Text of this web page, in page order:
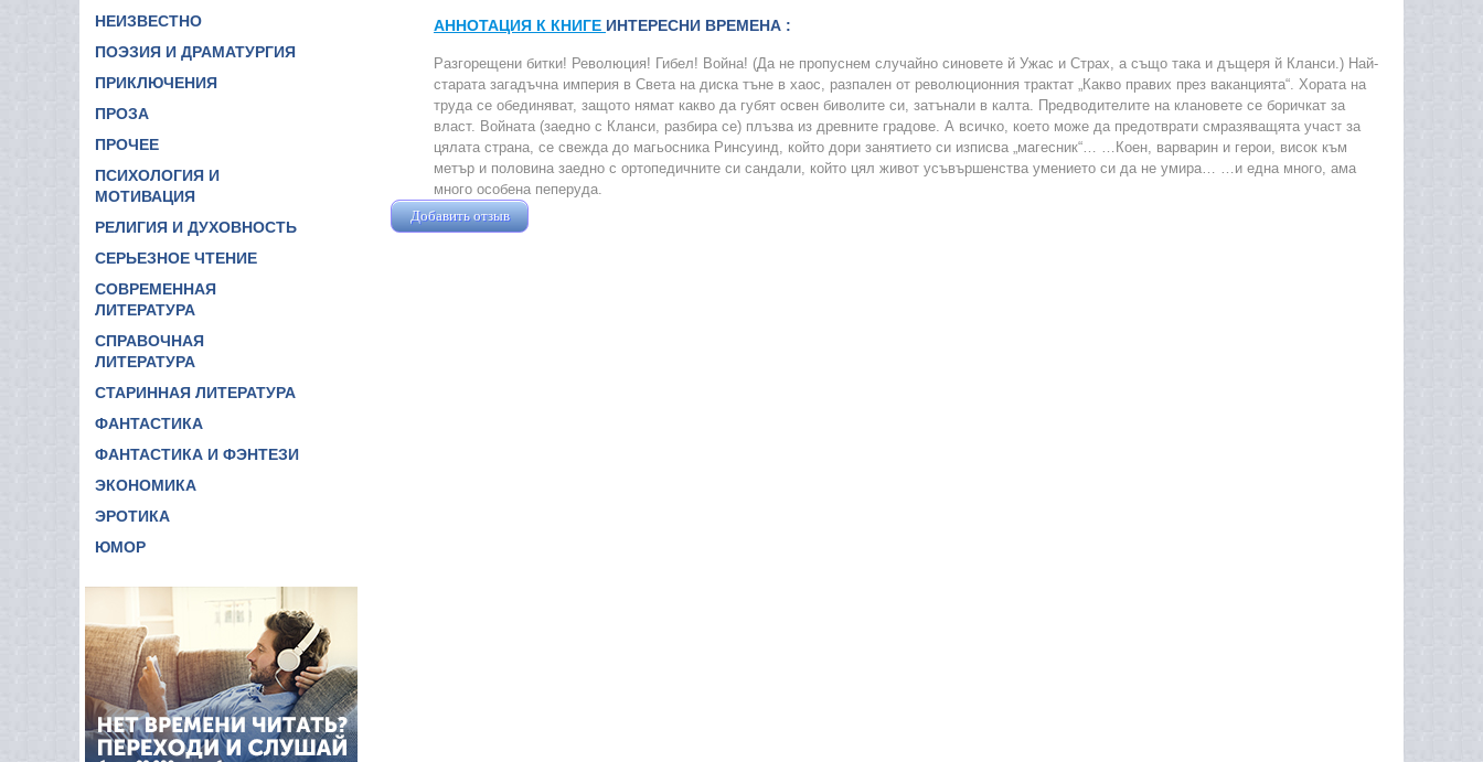
НЕИЗВЕСТНО
ПОЭЗИЯ И ДРАМАТУРГИЯ
ПРИКЛЮЧЕНИЯ
ПРОЗА
ПРОЧЕЕ
ПСИХОЛОГИЯ И
МОТИВАЦИЯ
РЕЛИГИЯ И ДУХОВНОСТЬ
СЕРЬЕЗНОЕ ЧТЕНИЕ
СОВРЕМЕННАЯ
ЛИТЕРАТУРА
СПРАВОЧНАЯ
ЛИТЕРАТУРА
СТАРИННАЯ ЛИТЕРАТУРА
ФАНТАСТИКА
ФАНТАСТИКА И ФЭНТЕЗИ
ЭКОНОМИКА
ЭРОТИКА
ЮМОР
АННОТАЦИЯ К КНИГЕ ИНТЕРЕСНИ ВРЕМЕНА :
Разгорещени битки! Революция! Гибел! Война! (Да не пропуснем случайно синовете й Ужас и Страх, а също така и дъщеря й Кланси.) Най-
старата загадъчна империя в Света на диска тъне в хаос, разпален от революционния трактат „Какво правих през ваканцията“. Хората на
труда се обединяват, защото нямат какво да губят освен биволите си, затънали в калта. Предводителите на клановете се боричкат за
власт. Войната (заедно с Кланси, разбира се) плъзва из древните градове. А всичко, което може да предотврати смразяващята участ за
цялата страна, се свежда до магьосника Ринсуинд, който дори занятието си изписва „магесник“… …Коен, варварин и герои, висок към
метър и половина заедно с ортопедичните си сандали, който цял живот усъвършенства умението си да не умира… …и една много, ама
много особена пеперуда.
Добавить отзыв